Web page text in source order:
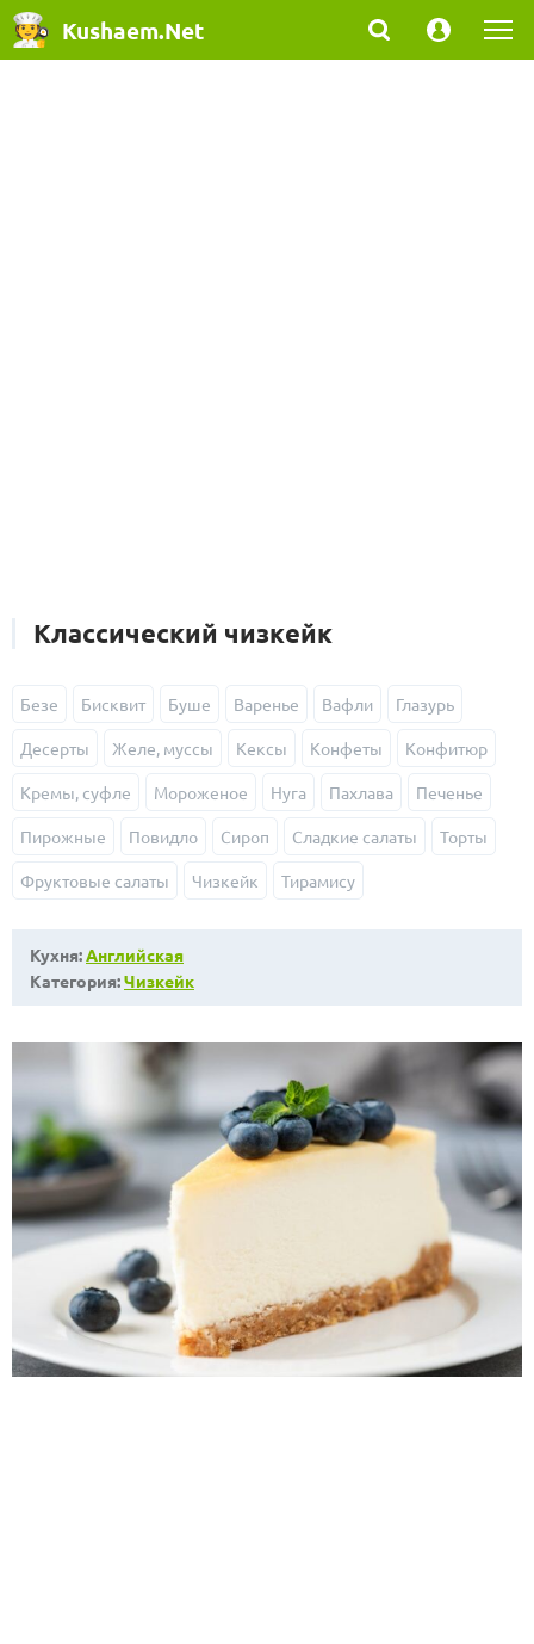
Kushaem.Net
Классический чизкейк
Безе Бисквит Буше Варенье Вафли Глазурь
Десерты Желе, муссы Кексы Конфеты Конфитюр
Кремы, суфле Мороженое Нуга Пахлава Печенье
Пирожные Повидло Сироп Сладкие салаты Торты
Фруктовые салаты Чизкейк Тирамису
Кухня:Английская
Категория:Чизкейк